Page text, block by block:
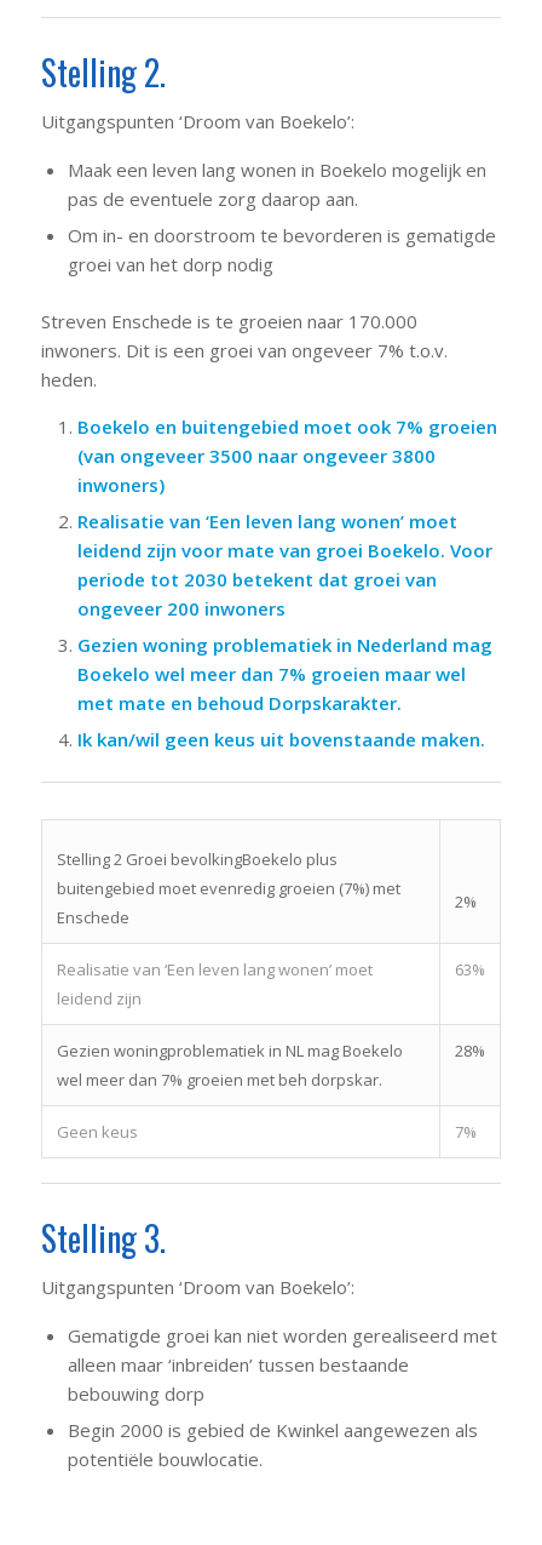
Stelling 2.
Uitgangspunten ‘Droom van Boekelo’:
Maak een leven lang wonen in Boekelo mogelijk en
pas de eventuele zorg daarop aan.
Om in- en doorstroom te bevorderen is gematigde
groei van het dorp nodig
Streven Enschede is te groeien naar 170.000
inwoners. Dit is een groei van ongeveer 7% t.o.v.
heden.
Boekelo en buitengebied moet ook 7% groeien
(van ongeveer 3500 naar ongeveer 3800
inwoners)
Realisatie van ‘Een leven lang wonen’ moet
leidend zijn voor mate van groei Boekelo. Voor
periode tot 2030 betekent dat groei van
ongeveer 200 inwoners
Gezien woning problematiek in Nederland mag
Boekelo wel meer dan 7% groeien maar wel
met mate en behoud Dorpskarakter.
Ik kan/wil geen keus uit bovenstaande maken.
Stelling 2 Groei bevolkingBoekelo plus
buitengebied moet evenredig groeien (7%) met
Enschede
2%
Realisatie van ‘Een leven lang wonen’ moet
leidend zijn
63%
Gezien woningproblematiek in NL mag Boekelo
wel meer dan 7% groeien met beh dorpskar.
28%
Geen keus 7%
Stelling 3.
Uitgangspunten ‘Droom van Boekelo’:
Gematigde groei kan niet worden gerealiseerd met
alleen maar ‘inbreiden’ tussen bestaande
bebouwing dorp
Begin 2000 is gebied de Kwinkel aangewezen als
potentiële bouwlocatie.